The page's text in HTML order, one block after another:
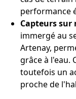
performance
Capteurs sur
immergé au
Artenay,
grâce à l'eau.
toutefois un
proche de